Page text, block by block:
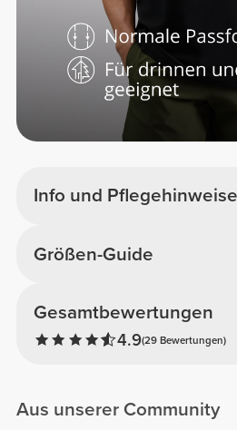
Info und Pflegehinweise
Gesamtbewertungen
4.9(29 Bewertungen)
Größen-Guide
Aus unserer Community